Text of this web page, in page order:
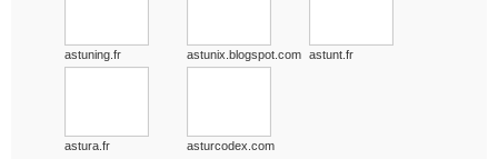
astuning.fr astunix.blogspot.com astunt.fr
astura.fr asturcodex.com